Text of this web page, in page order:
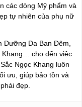
các dòng Mỹ phẩm và
tự nhiên của phụ nữ
Dưỡng Da Ban Đêm,
Khang… cho đến việc
Ngọc Khang luôn
ưu, giúp bảo tồn và
đẹp.